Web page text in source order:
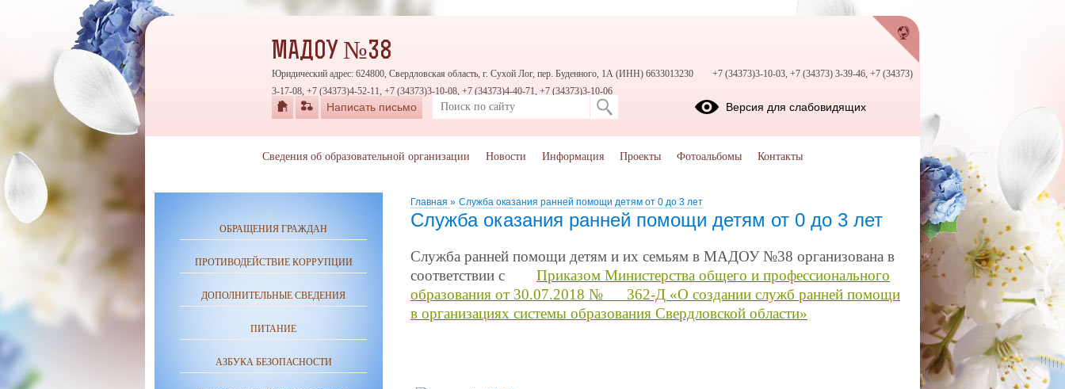
Главная » Служба оказания ранней помощи детям от 0 до 3 лет
Служба оказания ранней помощи детям от 0 до 3 лет
Служба ранней помощи детям и их семьям в МАДОУ №38 организована в
соответствии с
Приказом Министерства общего и профессионального
образования от 30.07.2018 №
362-Д «О создании служб ранней помощи
в организациях системы образования Свердловской области»
ОБРАЩЕНИЯ ГРАЖДАН
ПРОТИВОДЕЙСТВИЕ КОРРУПЦИИ
ДОПОЛНИТЕЛЬНЫЕ СВЕДЕНИЯ
ПИТАНИЕ
АЗБУКА БЕЗОПАСНОСТИ
МАДОУ №38
Юридический адрес: 624800, Свердловская область, г. Сухой Лог, пер. Буденного, 1А (ИНН) 6633013230
+7 (34373)3-10-03, +7 (34373) 3-39-46, +7 (34373)
3-17-08, +7 (34373)4-52-11, +7 (34373)3-10-08, +7 (34373)4-40-71, +7 (34373)3-10-06
Написать письмо Версия для слабовидящих
Сведения об образовательной организации Новости Информация Проекты Фотоальбомы Контакты